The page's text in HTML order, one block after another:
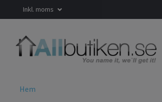
Inkl. moms
Hem